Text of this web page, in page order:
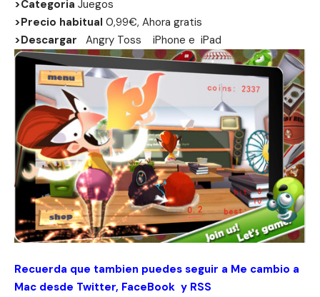
>Categoria Juegos
>Precio habitual 0,99€, Ahora gratis
>Descargar
Angry Toss iPhone e iPad
Recuerda que tambien puedes seguir a Me cambio a
Mac desde Twitter, FaceBook y RSS